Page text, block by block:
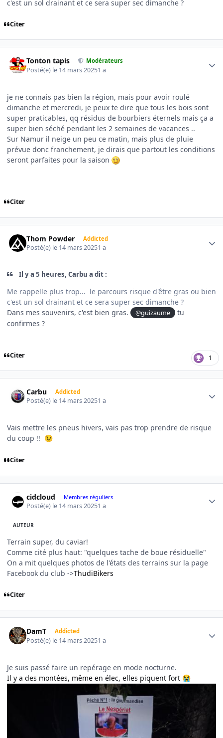
c'est un sol drainant et ce sera super sec dimanche ?
Citer
Tonton tapis Modérateurs
Posté(e) le 14 mars 20251 a
je ne connais pas bien la région, mais pour avoir roulé
dimanche et mercredi, je peux te dire que tous les bois sont
super praticables, qq résidus de bourbiers éternels mais ça a
super bien séché pendant les 2 semaines de vacances ..
Sur Namur il neige un peu ce matin, mais plus de pluie
prévue donc franchement, je dirais que partout les conditions
seront parfaites pour la saison
Citer
Thom Powder Addicted
Posté(e) le 14 mars 20251 a
Il y a 5 heures, Carbu a dit :
Me rappelle plus trop... le parcours risque d'être gras ou bien
c'est un sol drainant et ce sera super sec dimanche ?
Dans mes souvenirs, c'est bien gras.
@guizaume
tu
confirmes ?
Citer 1
Carbu Addicted
Posté(e) le 14 mars 20251 a
Vais mettre les pneus hivers, vais pas trop prendre de risque
du coup !!
😉
Citer
cidcloud Membres réguliers
Posté(e) le 14 mars 20251 a
AUTEUR
Terrain super, du caviar!
Comme cité plus haut: "quelques tache de boue résiduelle"
On a mit quelques photos de l'états des terrains sur la page
Facebook du club ->ThudiBikers
Citer
DamT Addicted
Posté(e) le 14 mars 20251 a
Je suis passé faire un repérage en mode nocturne.
Il y a des montées, même en élec, elles piquent fort 😭